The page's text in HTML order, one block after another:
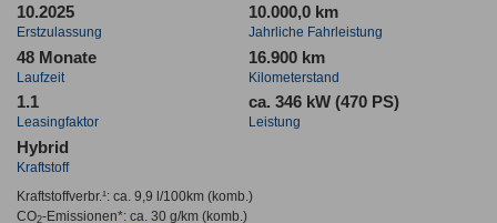
10.2025
Erstzulassung
10.000,0 km
Jahrliche Fahrleistung
48 Monate
Laufzeit
16.900 km
Kilometerstand
1.1
Leasingfaktor
ca. 346 kW (470 PS)
Leistung
Hybrid
Kraftstoff
Kraftstoffverbr.¹: ca. 9,9 l/100km(komb.)
CO2-Emissionen*: ca. 30 g/km(komb.)